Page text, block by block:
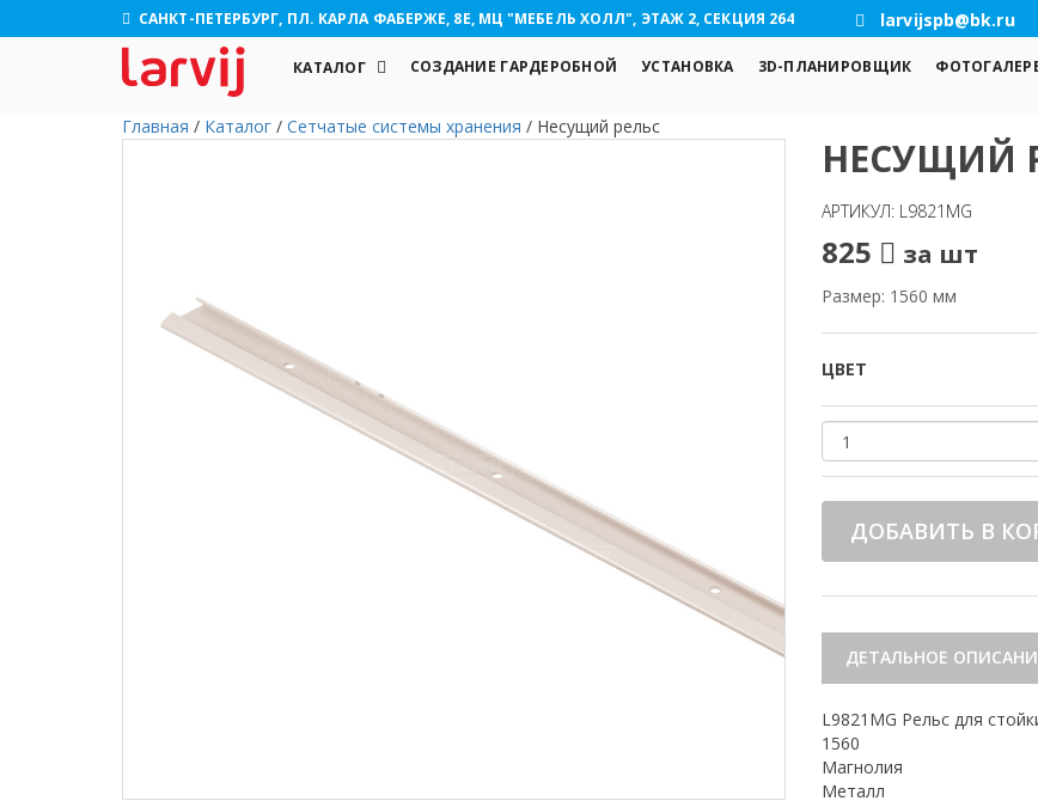
САНКТ-ПЕТЕРБУРГ, ПЛ. КАРЛА ФАБЕРЖЕ, 8Е, МЦ "МЕБЕЛЬ ХОЛЛ", ЭТАЖ 2, СЕКЦИЯ 264 larvijspb@bk.ru
КАТАЛОГ СОЗДАНИЕ ГАРДЕРОБНОЙ УСТАНОВКА 3D-ПЛАНИРОВЩИК
Главная / Каталог / Сетчатые системы хранения / Несущий рельс
НЕСУЩИЙ
АРТИКУЛ: L9821MG
825 за шт
Размер: 1560 мм
ЦВЕТ
ДОБАВИТЬ В
ДЕТАЛЬНОЕ
L9821MG Рельс для
1560
Магнолия
Металл